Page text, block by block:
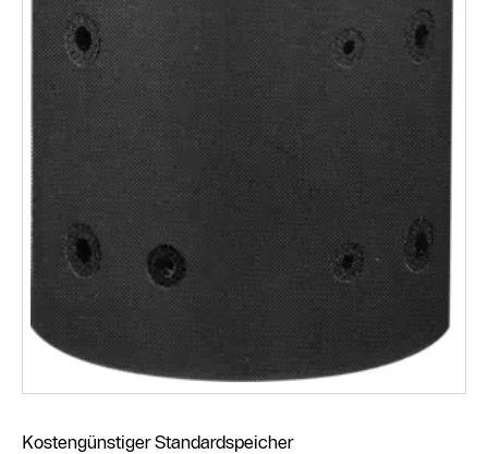
Kostengünstiger Standardspeicher